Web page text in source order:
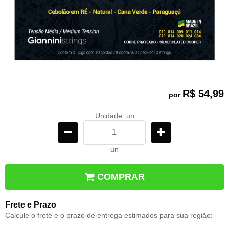
por R$ 54,99
Unidade: un
un
COMPRAR
Frete e Prazo
Calcule o frete e o prazo de entrega estimados para sua região: